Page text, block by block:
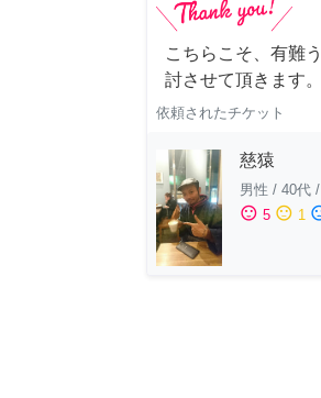
こちらこそ、有難
討させて頂きます。
依頼されたチケット
慈猿
男性 / 40代 /
sentiment_satisfied 5 sentiment_neutral 1